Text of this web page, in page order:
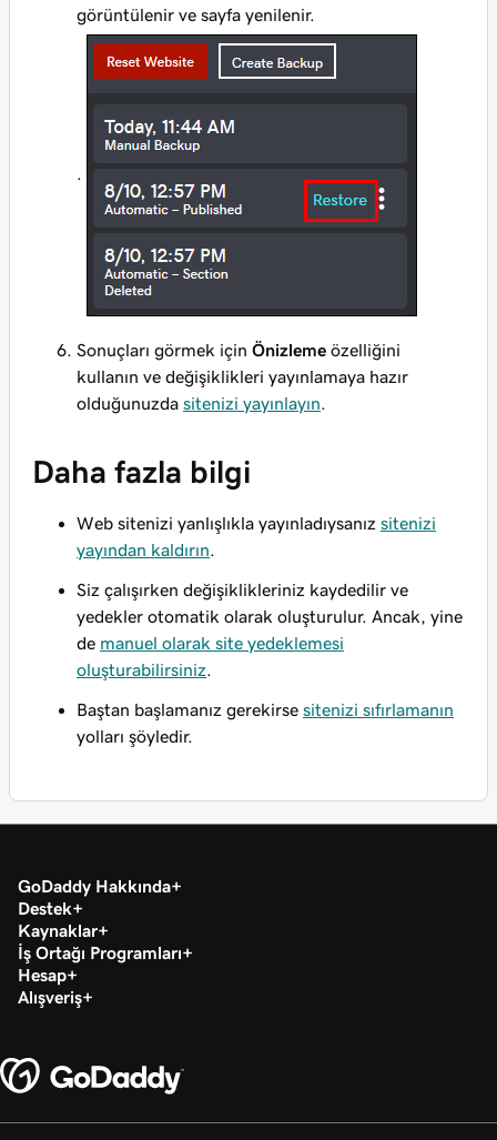
görüntülenir ve sayfa yenilenir.
Sonuçları görmek için Önizleme özelliğini
kullanın ve değişiklikleri yayınlamaya hazır
olduğunuzda sitenizi yayınlayın
Daha fazla bilgi
Web sitenizi yanlışlıkla yayınladıysanız sitenizi
yayından kaldırın
Siz çalışırken değişiklikleriniz kaydedilir ve
yedekler otomatik olarak oluşturulur. Ancak, yine
de manuel olarak site yedeklemesi
oluşturabilirsiniz
Baştan başlamanız gerekirse sitenizi sıfırlamanın
yolları şöyledir.
GoDaddy Hakkında
Destek
Kaynaklar
İş Ortağı Programları
Hesap
Alışveriş